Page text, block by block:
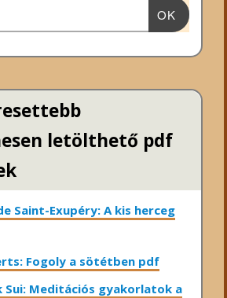
OK
letölthető pdf
Saint-Exupéry: A kis herceg
Fogoly a sötétben pdf
Sui: Meditációs gyakorlatok a